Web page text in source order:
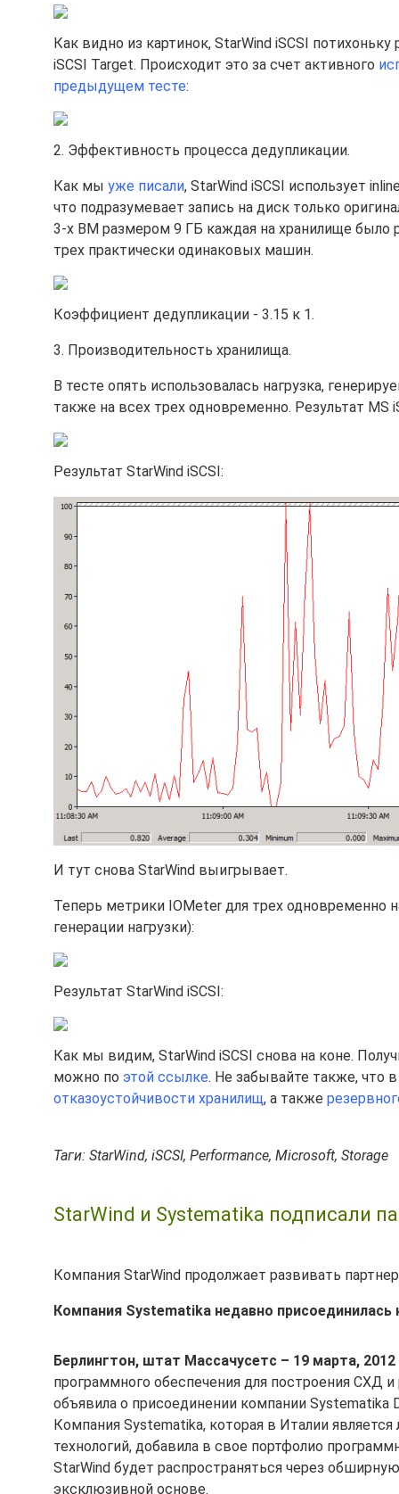
Как видно из картинок, StarWind iSCSI
iSCSI Target. Происходит это за счет активного
предыдущем тесте:
2. Эффективность процесса дедупликации.
Как мы уже писали, StarWind iSCSI использует
что подразумевает запись на диск только
3-х ВМ размером 9 ГБ каждая на хранилище было
трех практически одинаковых машин.
Коэффициент дедупликации - 3.15 к 1.
3. Производительность хранилища.
В тесте опять использовалась нагрузка,
также на всех трех одновременно. Результат MS
Результат StarWind iSCSI:
И тут снова StarWind выигрывает.
Теперь метрики IOMeter для трех одновременно
генерации нагрузки):
Результат StarWind iSCSI:
Как мы видим, StarWind iSCSI снова на коне.
можно по этой ссылке. Не забывайте также, что
отказоустойчивости хранилищ, а также
Таги: StarWind, iSCSI, Performance, Microsoft, Storage
StarWind и Systematika подписали
Компания StarWind продолжает развивать
Компания Systematika недавно
Берлингтон, штат Массачусетс – 19 марта, 2012
программного обеспечения для построения СХД
объявила о присоединении компании Systematika
Компания Systematika, которая в Италии
технологий, добавила в свое портфолио
StarWind будет распространяться через
эксклюзивной основе.